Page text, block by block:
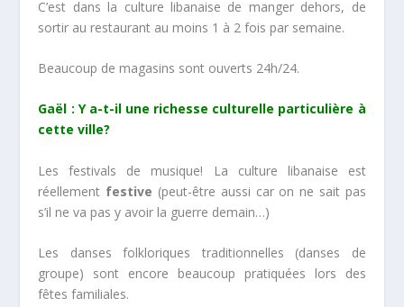
C’est dans la culture libanaise de manger dehors, de
sortir au restaurant au moins 1 à 2 fois par semaine.
Beaucoup de magasins sont ouverts 24h/24.
Gaël : Y a-t-il une richesse culturelle particulière à
cette ville?
Les festivals de musique! La culture libanaise est
réellement festive (peut-être aussi car on ne sait pas
s’il ne va pas y avoir la guerre demain…)
Les danses folkloriques traditionnelles (danses de
groupe) sont encore beaucoup pratiquées lors des
fêtes familiales.